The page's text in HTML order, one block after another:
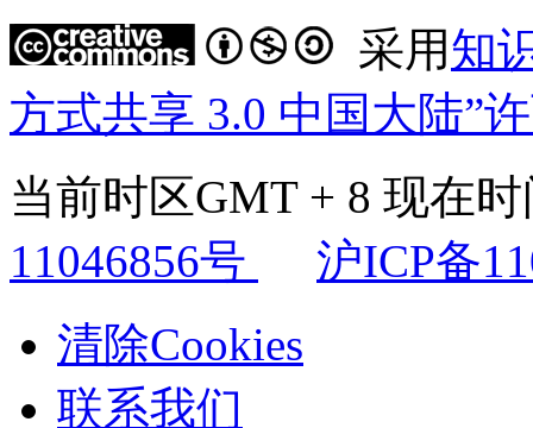
采用知
方式共享 3.0 中国大陆”
当前时区GMT + 8 现在
11046856号
沪ICP备
清除Cookies
联系我们